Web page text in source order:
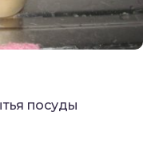
посуды